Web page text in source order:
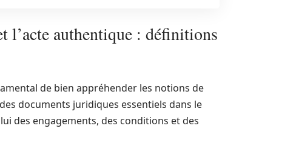
l’acte authentique : définitions
de bien appréhender les notions de
documents juridiques essentiels dans le
des engagements, des conditions et des